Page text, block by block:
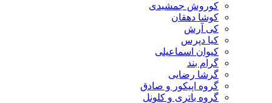
کوروش جمشیدی
کوشا دهقان
کی آرش
کیا دپرس
کیوان اسماعیلی
گرام بند
گرشا رضایی
گروه اپیکور و صادق
گروه باتری و کلونل